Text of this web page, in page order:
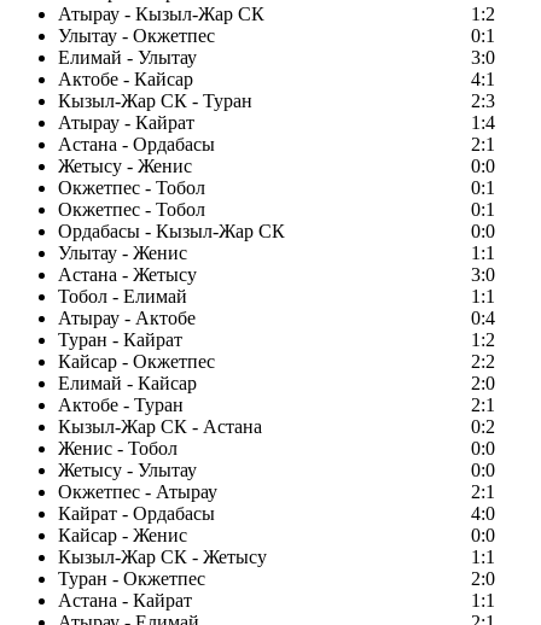
Атырау - Кызыл-Жар СК
1:2
Улытау - Окжетпес
0:1
Елимай - Улытау
3:0
Актобе - Кайсар
4:1
Кызыл-Жар СК - Туран
2:3
Атырау - Кайрат
1:4
Астана - Ордабасы
2:1
Жетысу - Женис
0:0
Окжетпес - Тобол
0:1
Окжетпес - Тобол
0:1
Ордабасы - Кызыл-Жар СК
0:0
Улытау - Женис
1:1
Астана - Жетысу
3:0
Тобол - Елимай
1:1
Атырау - Актобе
0:4
Туран - Кайрат
1:2
Кайсар - Окжетпес
2:2
Елимай - Кайсар
2:0
Актобе - Туран
2:1
Кызыл-Жар СК - Астана
0:2
Женис - Тобол
0:0
Жетысу - Улытау
0:0
Окжетпес - Атырау
2:1
Кайрат - Ордабасы
4:0
Кайсар - Женис
0:0
Кызыл-Жар СК - Жетысу
1:1
Туран - Окжетпес
2:0
Астана - Кайрат
1:1